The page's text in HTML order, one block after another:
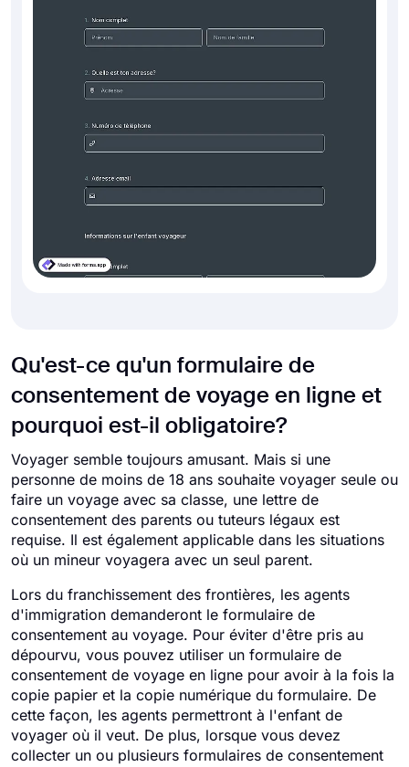
Qu'est-ce qu'un formulaire de
consentement de voyage en ligne et
pourquoi est-il obligatoire?
Voyager semble toujours amusant. Mais si une
personne de moins de 18 ans souhaite voyager seule ou
faire un voyage avec sa classe, une lettre de
consentement des parents ou tuteurs légaux est
requise. Il est également applicable dans les situations
où un mineur voyagera avec un seul parent.
Lors du franchissement des frontières, les agents
d'immigration demanderont le formulaire de
consentement au voyage. Pour éviter d'être pris au
dépourvu, vous pouvez utiliser un formulaire de
consentement de voyage en ligne pour avoir à la fois la
copie papier et la copie numérique du formulaire. De
cette façon, les agents permettront à l'enfant de
voyager où il veut. De plus, lorsque vous devez
collecter un ou plusieurs formulaires de consentement